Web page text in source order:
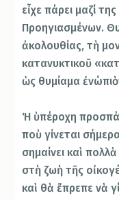
εἶχε πάρει μαζί
Προηγιασμένων.
ἀκολουθίας, τὴ
κατανυκτικοῦ
ὡς θυμίαμα
Ἡ ὑπέροχη
ποὺ γίνεται
σημαίνει καὶ
στὴ ζωὴ τῆς
καὶ θὰ ἔπρεπε νὰ